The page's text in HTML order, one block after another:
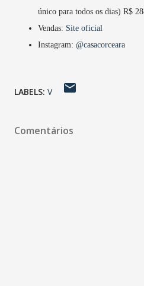
único para todos os dias) R$
Vendas: Site oficial
Instagram: @casacorceara
LABELS: V
Comentários